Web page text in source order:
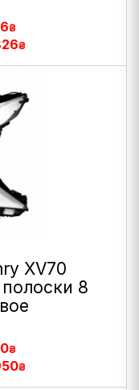
₴
₴
XV70
8
₴
₴